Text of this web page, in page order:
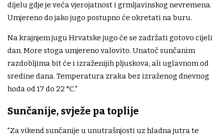
dijelu gdje je veća vjerojatnost i grmljavinskog nevremena.
Umjereno do jako jugo postupno će okretati na buru.
Na krajnjem jugu Hrvatske jugo će se zadržati gotovo cijeli
dan. More stoga umjereno valovito. Unatoč sunčanim
razdobljima bit će i izraženijih pljuskova, ali uglavnom od
sredine dana. Temperatura zraka bez izraženog dnevnog
hoda od 17 do 22 °C."
Sunčanije, svježe pa toplije
"Za vikend sunčanije u unutrašnjosti uz hladna jutra te